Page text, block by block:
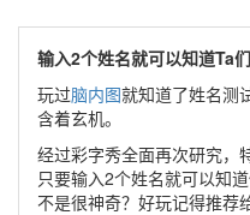
输入2个姓名就可以知道Ta
玩过脑内图就知道了姓名测
含着玄机。
经过彩字秀全面再次研究，
只要输入2个姓名就可以知
不是很神奇？好玩记得推荐